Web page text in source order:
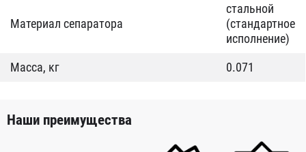
Материал сепаратора
стальной
(стандартное
исполнение)
Масса, кг
0.071
Наши преимущества